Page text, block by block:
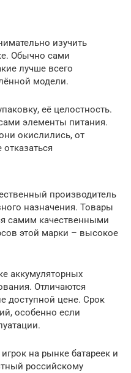
изучить
Обычно сами
лучше всего
модели.
её целостность.
элементы питания.
окислились, от
производитель
назначения. Товары
самим качественными
этой марки – высокое
аккумуляторных
Отличаются
доступной цене. Срок
особенно если
на рынке батареек и
российскому